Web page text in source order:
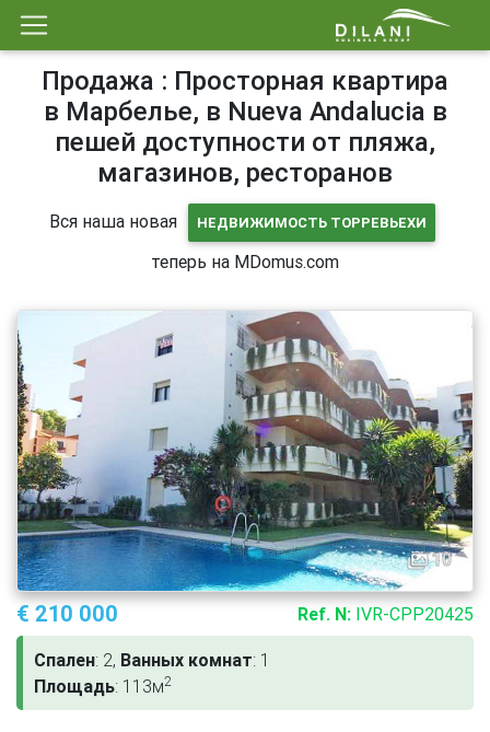
Продажа : Просторная квартира
в Марбелье, в Nueva Andalucia в
пешей доступности от пляжа,
магазинов, ресторанов
Вся наша новая НЕДВИЖИМОСТЬ ТОРРЕВЬЕХИ
теперь на MDomus.com
10
€ 210 000 Ref. N: IVR-CPP20425
Спален: 2, Ванных комнат: 1
Площадь: 113м2